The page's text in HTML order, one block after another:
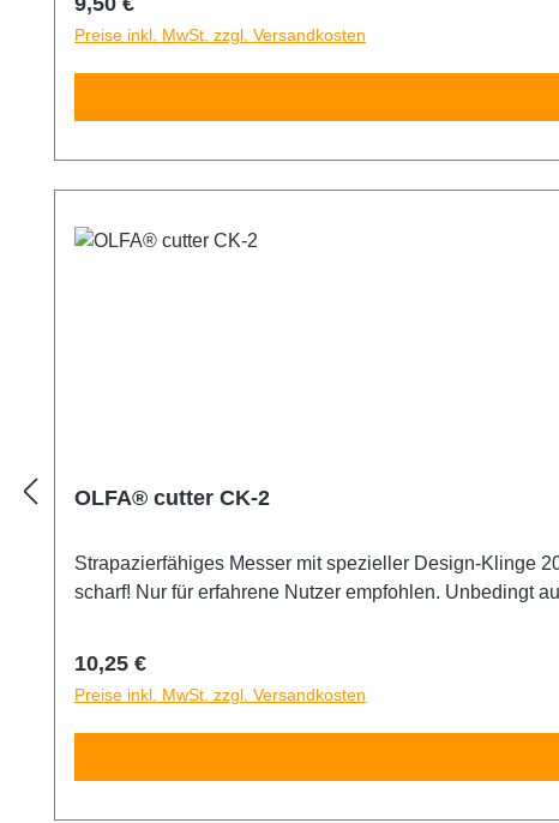
außerhalb der Reichweite von Kindern aufbewahren!
Preise inkl. MwSt. zzgl. Versandkosten
OLFA® cutter CK-2
Strapazierfähiges Messer mit spezieller Design-Klinge
scharf! Nur für erfahrene Nutzer empfohlen. Unbedingt
Regulärer Preis:
10,25 €
Preise inkl. MwSt. zzgl. Versandkosten